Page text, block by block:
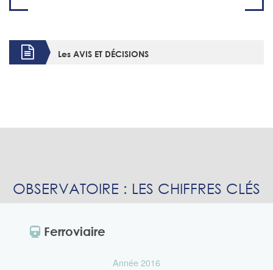
Les AVIS ET DÉCISIONS
OBSERVATOIRE : LES CHIFFRES CLÉS
Ferroviaire
Année 2016